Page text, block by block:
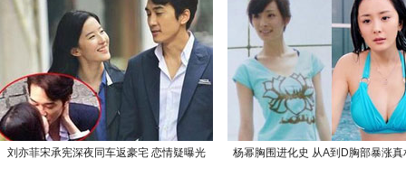
刘亦菲宋承宪深夜同车返豪宅 恋情疑曝光 杨幂胸围进化史 从A到D胸部暴涨真